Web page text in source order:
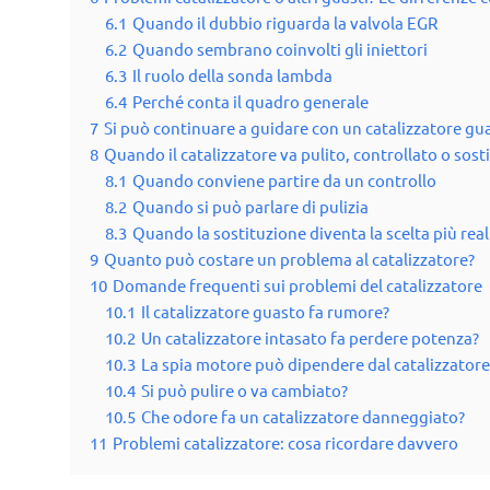
6.1 Quando il dubbio riguarda la valvola EGR
6.2 Quando sembrano coinvolti gli iniettori
6.3 Il ruolo della sonda lambda
6.4 Perché conta il quadro generale
7 Si può continuare a guidare con un catalizzatore
8 Quando il catalizzatore va pulito, controllato o
8.1 Quando conviene partire da un controllo
8.2 Quando si può parlare di pulizia
8.3 Quando la sostituzione diventa la scelta più
9 Quanto può costare un problema al catalizzatore?
10 Domande frequenti sui problemi del catalizzatore
10.1 Il catalizzatore guasto fa rumore?
10.2 Un catalizzatore intasato fa perdere potenza?
10.3 La spia motore può dipendere dal
10.4 Si può pulire o va cambiato?
10.5 Che odore fa un catalizzatore danneggiato?
11 Problemi catalizzatore: cosa ricordare davvero